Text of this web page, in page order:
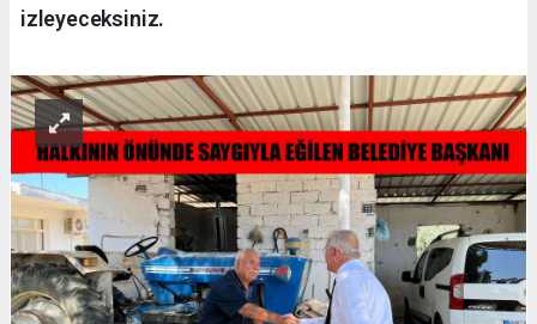
izleyeceksiniz.